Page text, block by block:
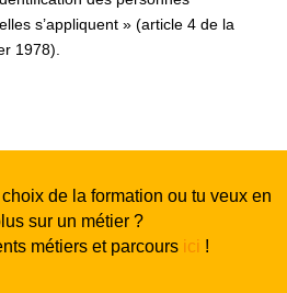
s’appliquent » (article 4 de la
1978).
de la formation ou tu veux en
sur un métier ?
métiers et parcours ici !